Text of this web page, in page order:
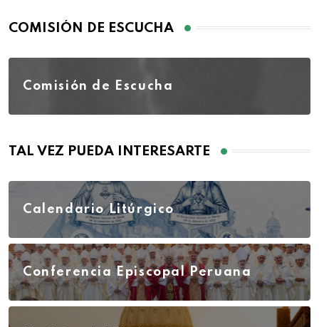
COMISIÓN DE ESCUCHA
Comisión de Escucha
TAL VEZ PUEDA INTERESARTE
Calendario Litúrgico
Conferencia Episcopal Peruana